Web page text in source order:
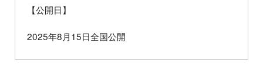
【公開日】
2025年8月15日全国公開